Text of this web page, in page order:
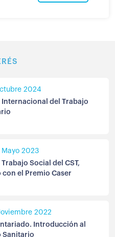
2024
Internacional del Trabajo
Mayo 2023
Social del CST,
el Premio Caser
2022
Introducción al
Sanitario